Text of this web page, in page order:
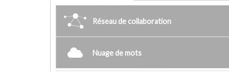
Réseau de collaboration
Nuage de mots